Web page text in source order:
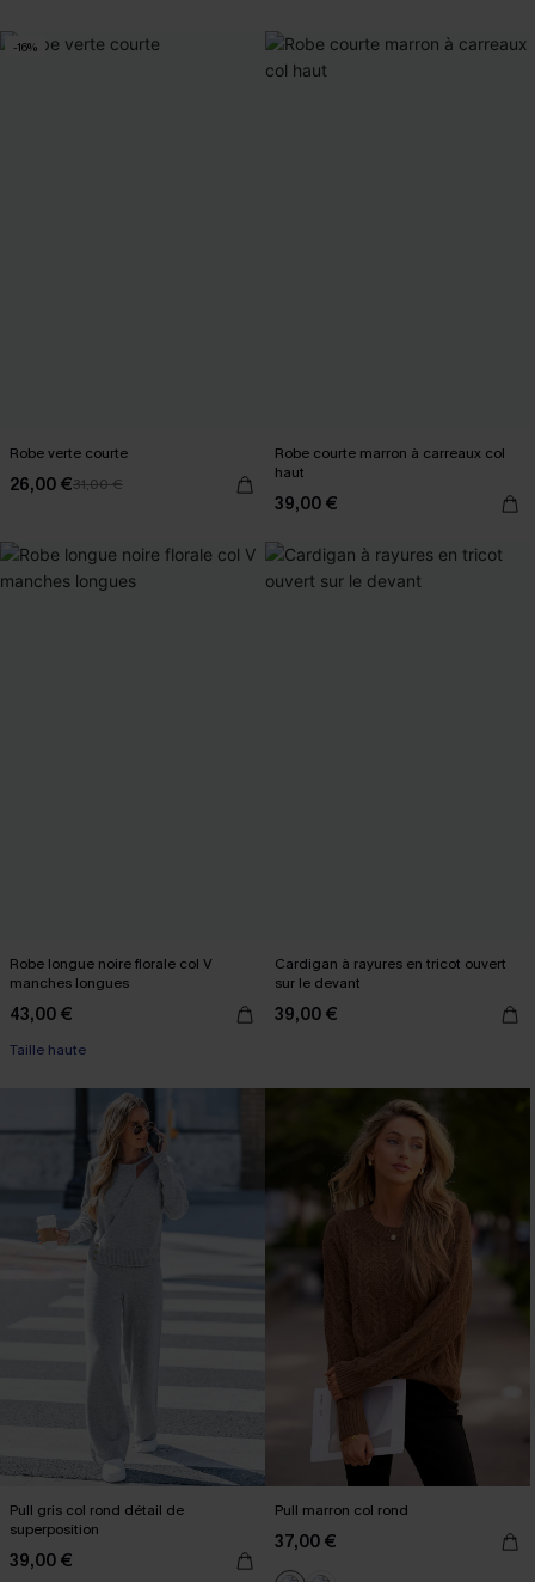
-16%
Robe verte courte
26,00 €31,00 €
Robe courte marron à carreaux col
haut
39,00 €
Robe longue noire florale col V
manches longues
43,00 €
Taille haute
Cardigan à rayures en tricot ouvert
sur le devant
39,00 €
Pull gris col rond détail de
superposition
39,00 €
Pull marron col rond
37,00 €